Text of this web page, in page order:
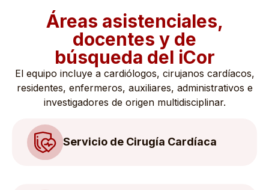
Áreas asistenciales,
docentes y de
búsqueda del iCor
El equipo incluye a cardiólogos, cirujanos cardíacos,
residentes, enfermeros, auxiliares, administrativos e
investigadores de origen multidisciplinar.
Servicio de Cirugía Cardíaca